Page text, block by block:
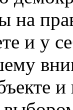
на
и у